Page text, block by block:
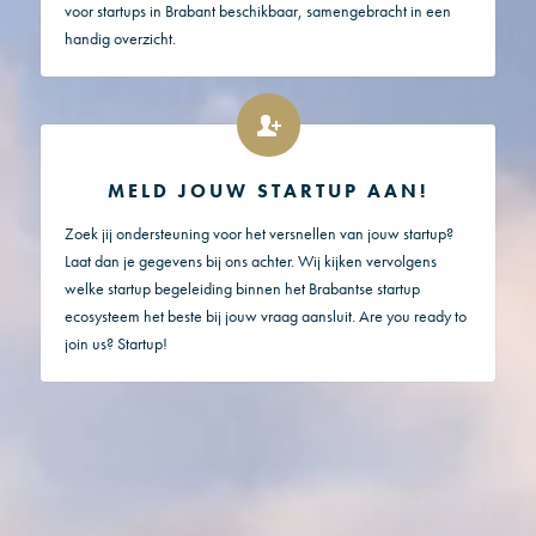
voor startups in Brabant beschikbaar, samengebracht in een
handig overzicht.
MELD JOUW STARTUP AAN!
Zoek jij ondersteuning voor het versnellen van jouw startup?
Laat dan je gegevens bij ons achter. Wij kijken vervolgens
welke startup begeleiding binnen het Brabantse startup
ecosysteem het beste bij jouw vraag aansluit. Are you ready to
join us? Startup!